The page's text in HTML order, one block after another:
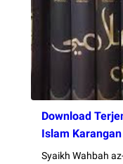
Download
Islam
Syaikh Wahbah